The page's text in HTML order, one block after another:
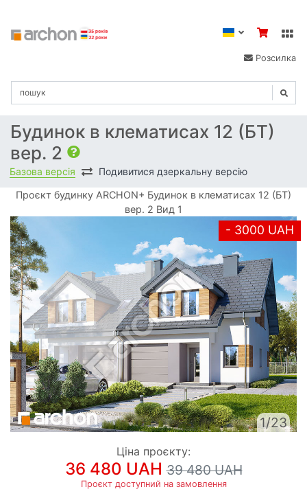
Розсилка
Будинок в клематисах 12 (БТ)
вер. 2
Базова версія Подивитися дзеркальну версію
Проєкт будинку ARCHON+ Будинок в клематисах 12 (БТ)
вер. 2 Вид 1
- 3000 UAH
1/23
Ціна проєкту:
36 480 UAH39 480 UAH
Проєкт доступний на замовлення